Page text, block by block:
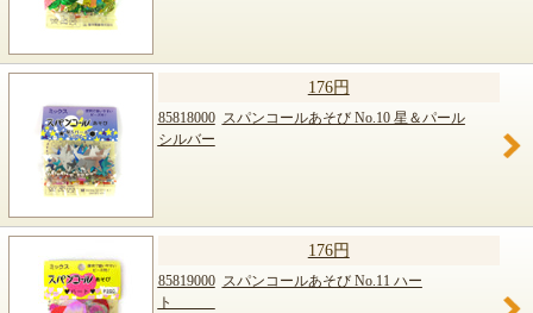
176円
85818000 スパンコールあそび No.10 星＆パール
シルバー
176円
85819000 スパンコールあそび No.11 ハー
ト